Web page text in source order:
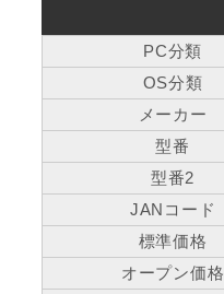
PC分類
OS分類
メーカー
型番
型番2
JANコード
標準価格
オープン価格